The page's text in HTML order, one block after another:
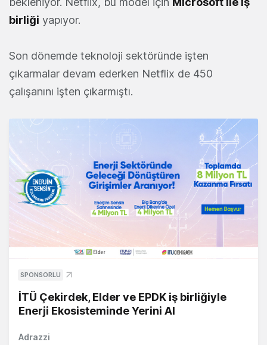
birliği yapıyor.
Son dönemde teknoloji sektöründe işten
çıkarmalar devam ederken Netflix de 450
çalışanını işten çıkarmıştı.
SPONSORLU
İTÜ Çekirdek, Elder ve EPDK iş birliğiyle
Enerji Ekosisteminde Yerini Al
Adrazzi